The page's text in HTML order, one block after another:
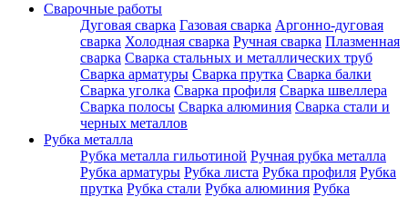
Сварочные работы
Дуговая сварка Газовая сварка Аргонно-дуговая
сварка Холодная сварка Ручная сварка Плазменная
сварка Сварка стальных и металлических труб
Сварка арматуры Сварка прутка Сварка балки
Сварка уголка Сварка профиля Сварка швеллера
Сварка полосы Сварка алюминия Сварка стали и
черных металлов
Рубка металла
Рубка металла гильотиной Ручная рубка металла
Рубка арматуры Рубка листа Рубка профиля Рубка
прутка Рубка стали Рубка алюминия Рубка